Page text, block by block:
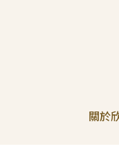
關於
關於